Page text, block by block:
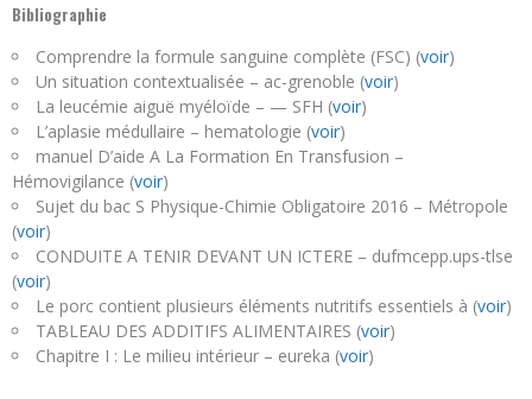
Bibliographie
Comprendre la formule sanguine complète (FSC) (voir)
Un situation contextualisée – ac-grenoble (voir)
La leucémie aiguë myéloïde – — SFH (voir)
L’aplasie médullaire – hematologie (voir)
manuel D’aide A La Formation En Transfusion –
Hémovigilance (voir)
Sujet du bac S Physique-Chimie Obligatoire 2016 – Métropole
(voir)
CONDUITE A TENIR DEVANT UN ICTERE – dufmcepp.ups-tlse
(voir)
Le porc contient plusieurs éléments nutritifs essentiels à (voir)
TABLEAU DES ADDITIFS ALIMENTAIRES (voir)
Chapitre I : Le milieu intérieur – eureka (voir)